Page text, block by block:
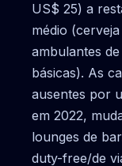
US$ 25) a
médio
ambulantes
básicas). As
ausentes por
em 2022,
lounges de
duty-free/de